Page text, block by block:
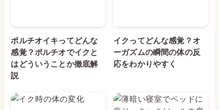
ポルチオイキってどんな
感覚？ポルチオでイクと
はどういうことか徹底解
説
イクってどんな感覚？オ
ーガズムの瞬間の体の反
応をわかりやすく